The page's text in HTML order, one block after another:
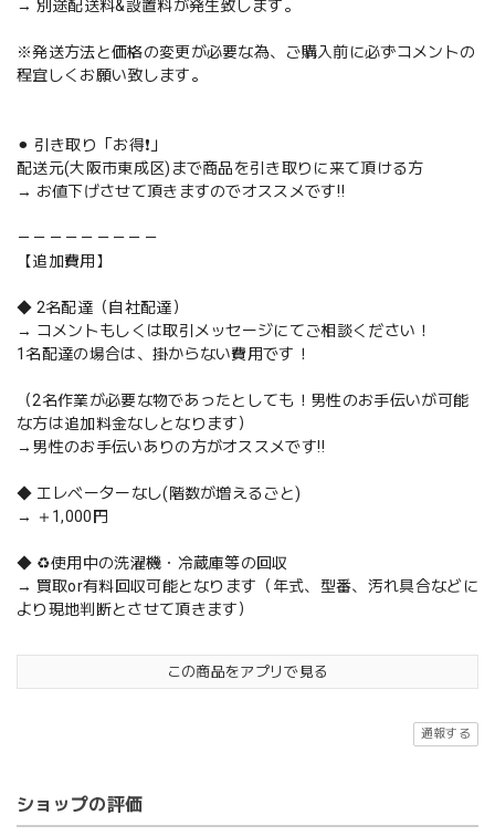
→ 別途配送料&設置料が発生致します。
※発送方法と価格の変更が必要な為、ご購入前に必ずコメントの
程宜しくお願い致します。
⚫︎ 引き取り「お得❗️」
配送元(大阪市東成区)まで商品を引き取りに来て頂ける方
→ お値下げさせて頂きますのでオススメです‼️
－－－－－－－－－
【追加費用】
◆ 2名配達（自社配達）
→ コメントもしくは取引メッセージにてご相談ください！
1名配達の場合は、掛からない費用です！
（2名作業が必要な物であったとしても！男性のお手伝いが可能
な方は追加料金なしとなります）
→男性のお手伝いありの方がオススメです‼️
◆ エレベーターなし(階数が増えるごと)
→ ＋1,000円
◆ ♻️使用中の洗濯機・冷蔵庫等の回収
→ 買取or有料回収可能となります（年式、型番、汚れ具合などに
より現地判断とさせて頂きます）
この商品をアプリで見る
通報する
ショップの評価